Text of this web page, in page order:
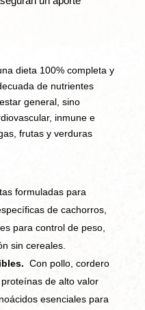
dieta 100% completa y
de nutrientes
general, sino
inmune e
frutas y verduras
formuladas para
de cachorros,
para control de peso,
sin cereales.
Con pollo, cordero
de alto valor
esenciales para